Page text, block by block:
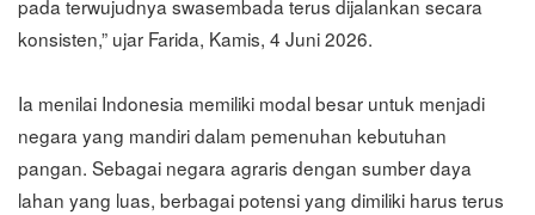
pada terwujudnya swasembada terus dijalankan secara
konsisten,” ujar Farida, Kamis, 4 Juni 2026.
Ia menilai Indonesia memiliki modal besar untuk menjadi
negara yang mandiri dalam pemenuhan kebutuhan
pangan. Sebagai negara agraris dengan sumber daya
lahan yang luas, berbagai potensi yang dimiliki harus terus